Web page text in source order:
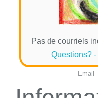
Pas de courriels
Questions?
Email